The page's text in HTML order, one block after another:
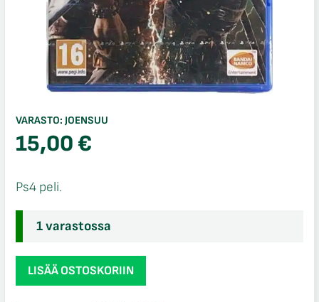
VARASTO: JOENSUU
15,00€
Ps4 peli.
1 varastossa
Soulcalibur
VI
LISÄÄ OSTOSKORIIN